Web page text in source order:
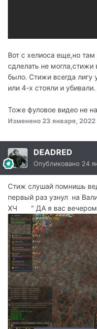
Вот с хелиоса еще,но там
сдлелать не могла,стижи
было. Стижи всегда лигу
или 4-х стояли и
Тоже фуловое видео не
Изменено23 января, 2022
DEADRED
Опубликовано 24
Стиж слушай помнишь
первый раз узнул на
ХЧ " ДА я вас вечером